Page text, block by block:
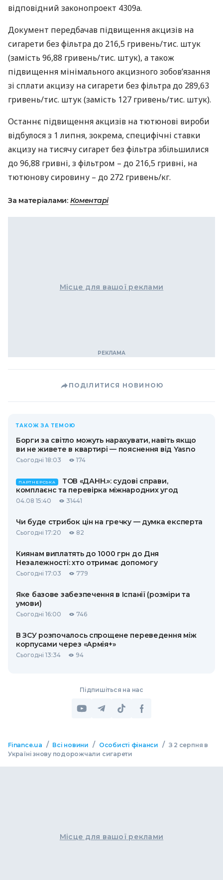
відповідний законопроект 4309а.
Документ передбачав підвищення акцизів на
сигарети без фільтра до 216,5 гривень/тис. штук
(замість 96,88 гривень/тис. штук), а також
підвищення мінімального акцизного зобов’язання
зі сплати акцизу на сигарети без фільтра до 289,63
гривень/тис. штук (замість 127 гривень/тис. штук).
Останнє підвищення акцизів на тютюнові вироби
відбулося з 1 липня, зокрема, специфічні ставки
акцизу на тисячу сигарет без фільтра збільшилися
до 96,88 гривні, з фільтром – до 216,5 гривні, на
тютюнову сировину – до 272 гривень/кг.
За матеріалами: Коментарі
Місце для вашої реклами
ПОДІЛИТИСЯ НОВИНОЮ
ТАКОЖ ЗА ТЕМОЮ
Борги за світло можуть нарахувати, навіть якщо
ви не живете в квартирі — пояснення від Yasno
Сьогодні 18:03 174
ПАРТНЕРСЬКА
ТОВ «ДАНН.»: судові справи,
комплаєнс та перевірка міжнародних угод
04.08 15:40 31441
Чи буде стрибок цін на гречку — думка експерта
Сьогодні 17:20 82
Киянам виплатять до 1000 грн до Дня
Незалежності: хто отримає допомогу
Сьогодні 17:03 779
Яке базове забезпечення в Іспанії (розміри та
умови)
Сьогодні 16:00 746
В ЗСУ розпочалось спрощене переведення між
корпусами через «Армія+»
Сьогодні 13:34 94
Підпишіться на нас
Finance.ua / Всі новини / Особисті фінанси / З 2 серпня в
Україні знову подорожчали сигарети
Місце для вашої реклами